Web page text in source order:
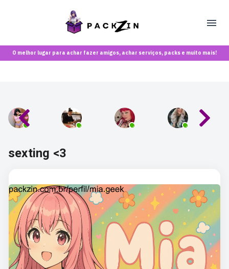
O melhor lugar para achar fazer amigos, achar serviços, packs e muito mais!
sexting <3